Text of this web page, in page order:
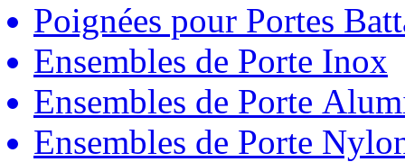
Poignées pour Portes
Ensembles de Porte Inox
Ensembles de Porte
Ensembles de Porte